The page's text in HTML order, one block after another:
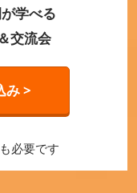
学べる
交流会
み >
必要です